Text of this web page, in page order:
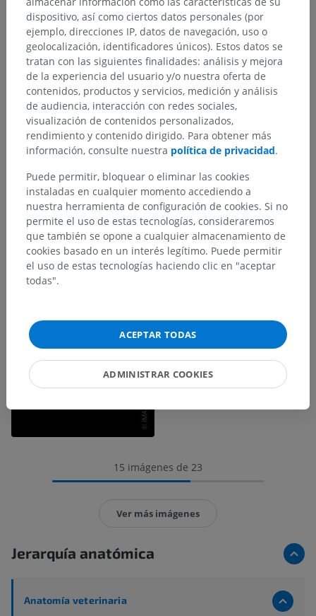
15 imágenes de 23
Ver más imágenes
Jerarquía anatómica
Anatomía veterinaria
dispositivo, así como ciertos datos personales (por
ejemplo, direcciones IP, datos de navegación, uso o
geolocalización, identificadores únicos). Estos datos se
tratan con las siguientes finalidades: análisis y mejora
de la experiencia del usuario y/o nuestra oferta de
contenidos, productos y servicios, medición y análisis
de audiencia, interacción con redes sociales,
visualización de contenidos personalizados,
rendimiento y contenido dirigido. Para obtener más
información, consulte nuestra política de privacidad.
Puede permitir, bloquear o eliminar las cookies
instaladas en cualquier momento accediendo a
nuestra herramienta de configuración de cookies. Si no
permite el uso de estas tecnologías, consideraremos
que también se opone a cualquier almacenamiento de
cookies basado en un interés legítimo. Puede permitir
el uso de estas tecnologías haciendo clic en "aceptar
todas".
ACEPTAR TODAS
ADMINISTRAR COOKIES